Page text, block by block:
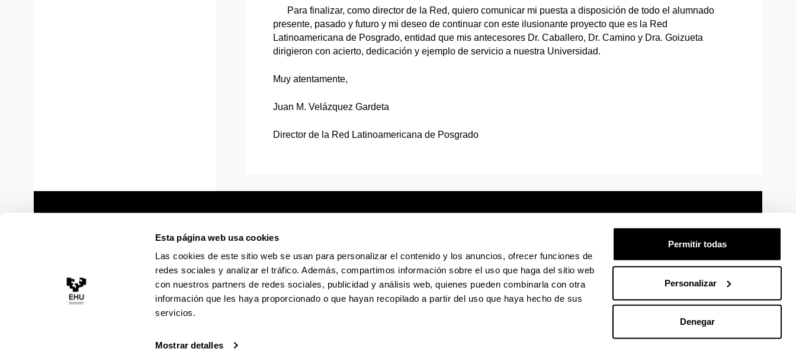
Esta página web usa cookies
Las cookies de este sitio web se usan para personalizar el contenido y los anuncios, ofrecer funciones de
redes sociales y analizar el tráfico. Además, compartimos información sobre el uso que haga del sitio web
con nuestros partners de redes sociales, publicidad y análisis web, quienes pueden combinarla con otra
información que les haya proporcionado o que hayan recopilado a partir del uso que haya hecho de sus
servicios.
Mostrar detalles
Permitir todas
Personalizar
Denegar
Para finalizar, como director de la Red, quiero comunicar mi puesta a disposición de todo el alumnado
presente, pasado y futuro y mi deseo de continuar con este ilusionante proyecto que es la Red
Latinoamericana de Posgrado, entidad que mis antecesores Dr. Caballero, Dr. Camino y Dra. Goizueta
dirigieron con acierto, dedicación y ejemplo de servicio a nuestra Universidad.
Muy atentamente,
Juan M. Velázquez Gardeta
Director de la Red Latinoamericana de Posgrado
Sede electrónica Accesibilidad Información legal Mapa Ayuda Contacto
La EHU en TiktokLa EHU en BlueskyLa EHU en FacebookLa EHU en LinkedinLa EHU en InstagramLa EHU en YoutubeLa EHU en VimeoLa EHU en Flickr